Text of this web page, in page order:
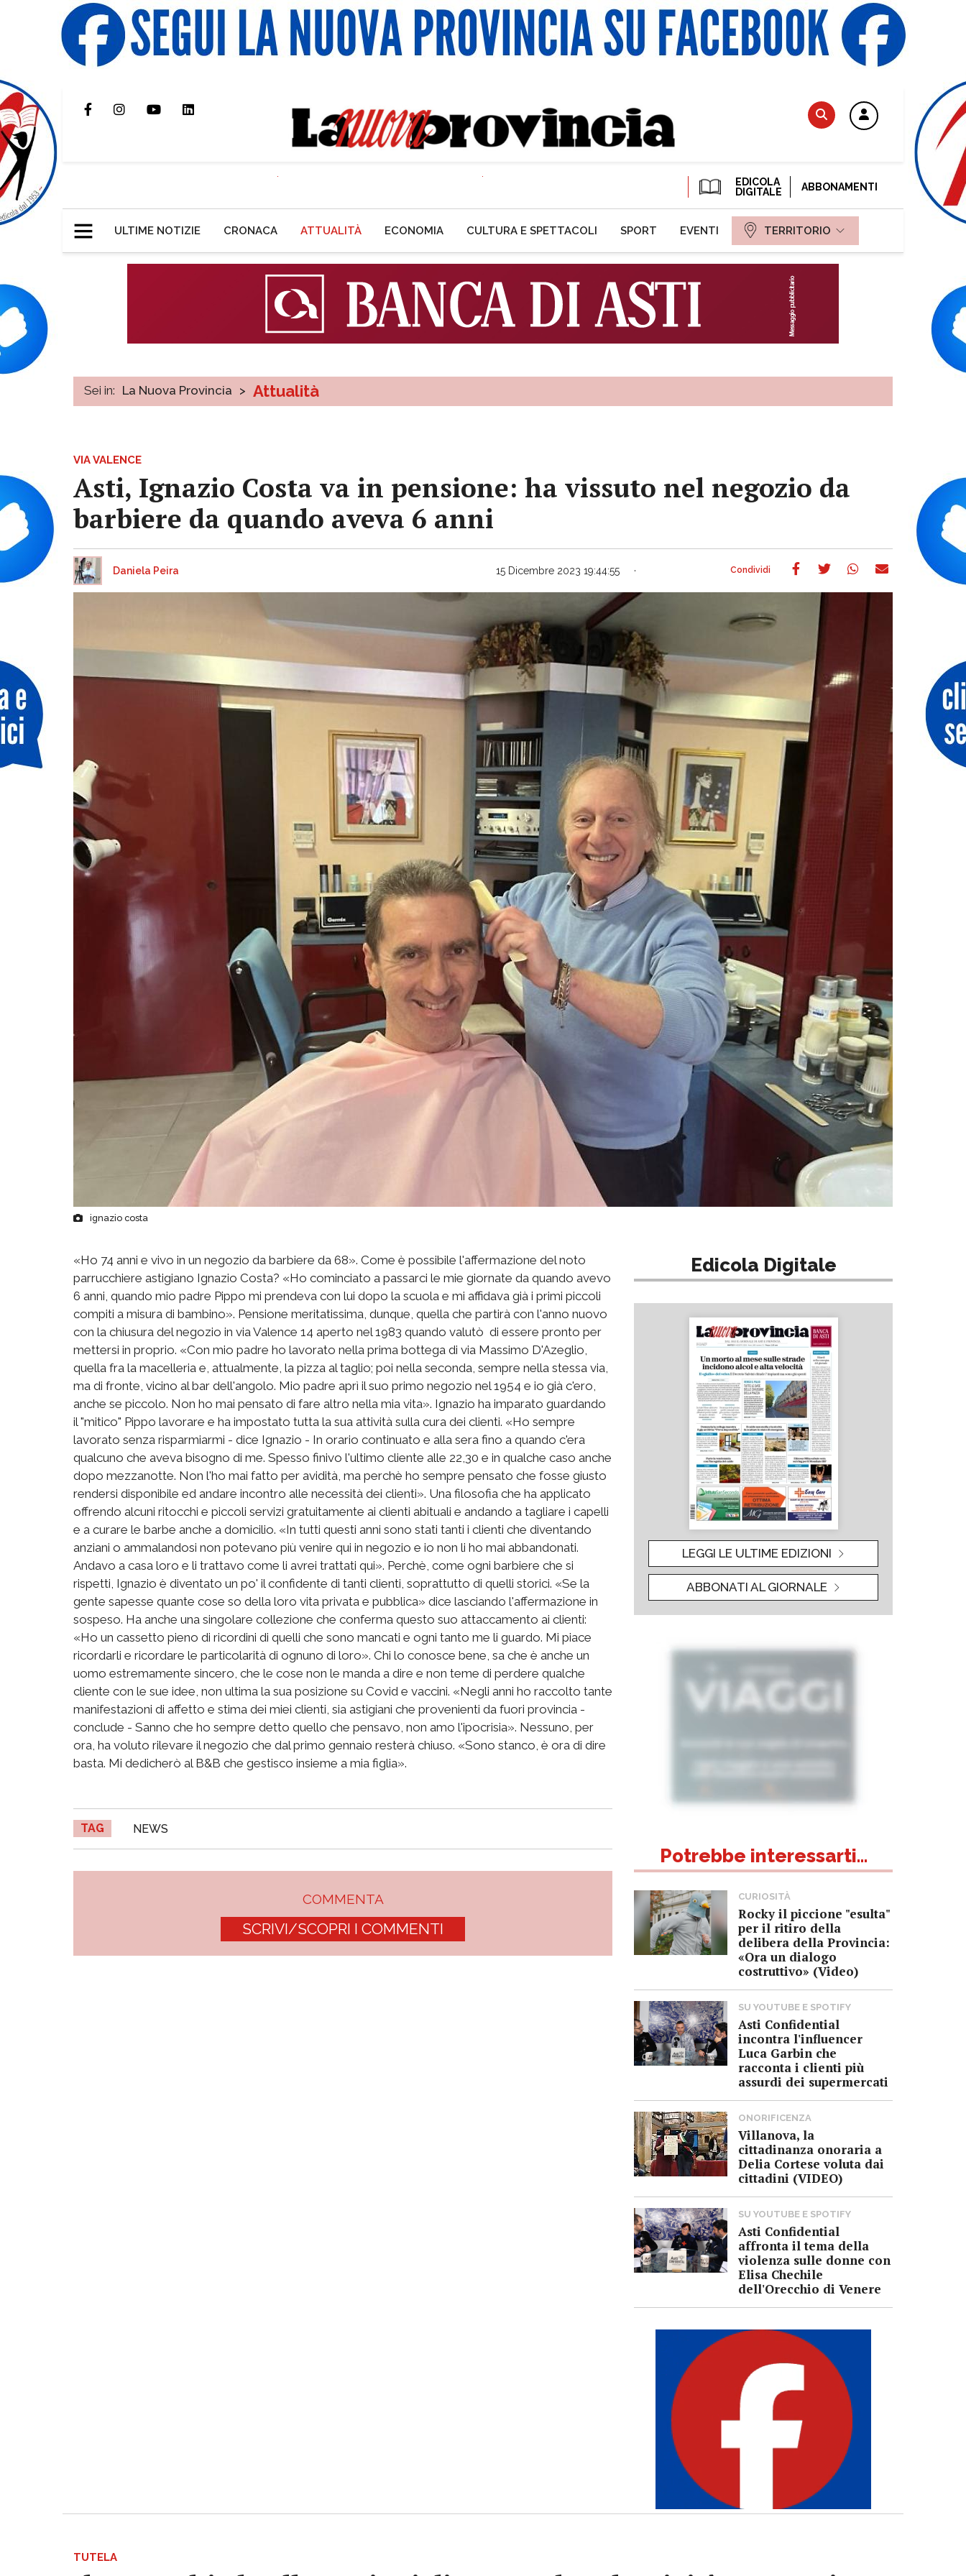
EDICOLA
DIGITALE
ABBONAMENTI
ULTIME NOTIZIE CRONACA ATTUALITÀ ECONOMIA CULTURA E SPETTACOLI SPORT EVENTI TERRITORIO
Sei in: La Nuova Provincia > Attualità
VIA VALENCE
Asti, Ignazio Costa va in pensione: ha vissuto nel negozio da
barbiere da quando aveva 6 anni
Daniela Peira 15 Dicembre 2023 19:44:55
ignazio costa
«Ho 74 anni e vivo in un negozio da barbiere da 68». Come è possibile l'affermazione del noto
parrucchiere astigiano Ignazio Costa? «Ho cominciato a passarci le mie giornate da quando avevo
6 anni, quando mio padre Pippo mi prendeva con lui dopo la scuola e mi affidava già i primi piccoli
compiti a misura di bambino». Pensione meritatissima, dunque, quella che partirà con l'anno nuovo
con la chiusura del negozio in via Valence 14 aperto nel 1983 quando valutò di essere pronto per
mettersi in proprio. «Con mio padre ho lavorato nella prima bottega di via Massimo D'Azeglio,
quella fra la macelleria e, attualmente, la pizza al taglio; poi nella seconda, sempre nella stessa via,
ma di fronte, vicino al bar dell'angolo. Mio padre aprì il suo primo negozio nel 1954 e io già c'ero,
anche se piccolo. Non ho mai pensato di fare altro nella mia vita». Ignazio ha imparato guardando
il "mitico" Pippo lavorare e ha impostato tutta la sua attività sulla cura dei clienti. «Ho sempre
lavorato senza risparmiarmi - dice Ignazio - In orario continuato e alla sera fino a quando c'era
qualcuno che aveva bisogno di me. Spesso finivo l'ultimo cliente alle 22,30 e in qualche caso anche
dopo mezzanotte. Non l'ho mai fatto per avidità, ma perchè ho sempre pensato che fosse giusto
rendersi disponibile ed andare incontro alle necessità dei clienti». Una filosofia che ha applicato
offrendo alcuni ritocchi e piccoli servizi gratuitamente ai clienti abituali e andando a tagliare i capelli
e a curare le barbe anche a domicilio. «In tutti questi anni sono stati tanti i clienti che diventando
anziani o ammalandosi non potevano più venire qui in negozio e io non li ho mai abbandonati.
Andavo a casa loro e li trattavo come li avrei trattati qui». Perchè, come ogni barbiere che si
rispetti, Ignazio è diventato un po' il confidente di tanti clienti, soprattutto di quelli storici. «Se la
gente sapesse quante cose so della loro vita privata e pubblica» dice lasciando l'affermazione in
sospeso. Ha anche una singolare collezione che conferma questo suo attaccamento ai clienti:
«Ho un cassetto pieno di ricordini di quelli che sono mancati e ogni tanto me li guardo. Mi piace
ricordarli e ricordare le particolarità di ognuno di loro». Chi lo conosce bene, sa che è anche un
uomo estremamente sincero, che le cose non le manda a dire e non teme di perdere qualche
cliente con le sue idee, non ultima la sua posizione su Covid e vaccini. «Negli anni ho raccolto tante
manifestazioni di affetto e stima dei miei clienti, sia astigiani che provenienti da fuori provincia -
conclude - Sanno che ho sempre detto quello che pensavo, non amo l'ipocrisia». Nessuno, per
ora, ha voluto rilevare il negozio che dal primo gennaio resterà chiuso. «Sono stanco, è ora di dire
basta. Mi dedicherò al B&B che gestisco insieme a mia figlia».
TAG NEWS
COMMENTA
SCRIVI/SCOPRI I COMMENTI
Edicola Digitale
LEGGI LE ULTIME EDIZIONI
ABBONATI AL GIORNALE
Potrebbe interessarti...
CURIOSITÀ
Rocky il piccione "esulta"
per il ritiro della
delibera della Provincia:
«Ora un dialogo
costruttivo» (Video)
SU YOUTUBE E SPOTIFY
Asti Confidential
incontra l'influencer
Luca Garbin che
racconta i clienti più
assurdi dei supermercati
ONORIFICENZA
Villanova, la
cittadinanza onoraria a
Delia Cortese voluta dai
cittadini (VIDEO)
SU YOUTUBE E SPOTIFY
Asti Confidential
affronta il tema della
violenza sulle donne con
Elisa Chechile
dell'Orecchio di Venere
TUTELA